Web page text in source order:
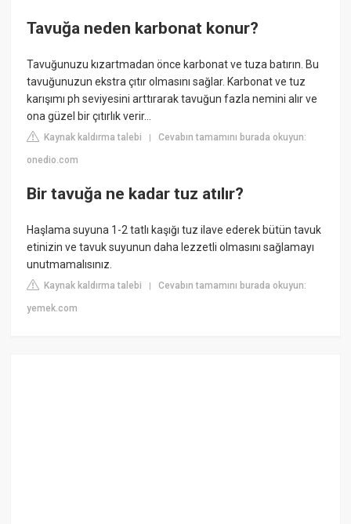
Tavuğa neden karbonat konur?
Tavuğunuzu kızartmadan önce karbonat ve tuza batırın. Bu
tavuğunuzun ekstra çıtır olmasını sağlar. Karbonat ve tuz
karışımı ph seviyesini arttırarak tavuğun fazla nemini alır ve
ona güzel bir çıtırlık verir...
Kaynak kaldırma talebi |Cevabın tamamını burada okuyun:
onedio.com
Bir tavuğa ne kadar tuz atılır?
Haşlama suyuna 1-2 tatlı kaşığı tuz ilave ederek bütün tavuk
etinizin ve tavuk suyunun daha lezzetli olmasını sağlamayı
unutmamalısınız.
Kaynak kaldırma talebi |Cevabın tamamını burada okuyun:
yemek.com